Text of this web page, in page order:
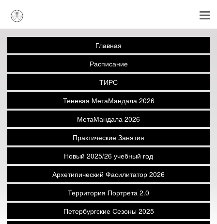
Главная
Расписание
ТИРС
Теневая МетаМандала 2026
МетаМандала 2026
Практические Занятия
Новый 2025/26 учебный год
Архетипический Фасилитатор 2026
Территория Портрета 2.0
Петербургские Сезоны 2025